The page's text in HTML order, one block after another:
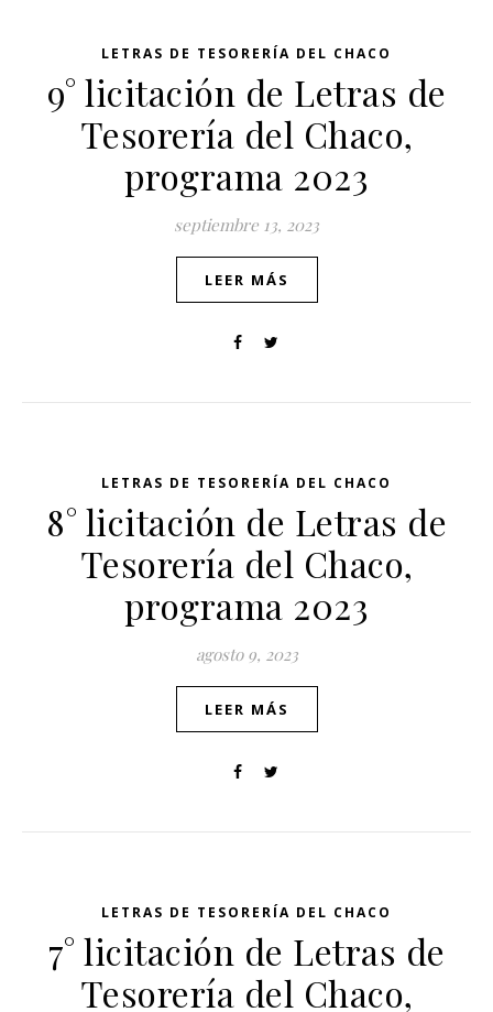
LETRAS DE TESORERÍA DEL CHACO
9° licitación de Letras de
Tesorería del Chaco,
programa 2023
septiembre 13, 2023
LEER MÁS
LETRAS DE TESORERÍA DEL CHACO
8° licitación de Letras de
Tesorería del Chaco,
programa 2023
agosto 9, 2023
LEER MÁS
LETRAS DE TESORERÍA DEL CHACO
7° licitación de Letras de
Tesorería del Chaco,